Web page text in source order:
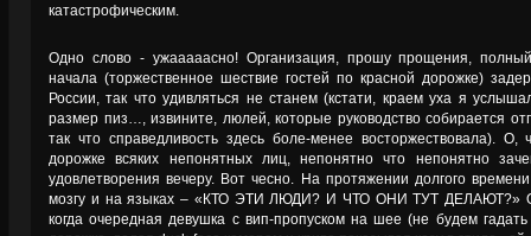
катастрофическим.
Одно слово - ужааааасно! Организация, прошу прощения,
начала (торжественное шествие гостей по красной дорожке)
России, так что удивляться не станем (кстати, краем уха я
размер пиз…, извините, люлей, которые руководство собирается
так что справедливость здесь боле-менее восторжествовала).
дорожке всяких непонятных лиц, непонятно что непонятно
удовлетворения вечеру. Вот чесно. На протяжении долгого
мозгу и на языках – «КТО ЭТИ ЛЮДИ? И ЧТО ОНИ ТУТ ДЕЛАЮТ?»
когда очередная девушка с вип-пропуском на шее (не будем